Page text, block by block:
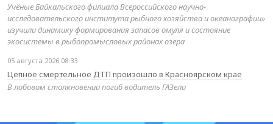
Учёные Байкальского филиала Всероссийского научно-
исследовательского института рыбного хозяйства и океанографии»
изучили динамику формирования запасов омуля и состояние
экосистемы в рыбопромысловых районах озера
05 августа 2026 08:33
Цепное смертельное ДТП произошло в Красноярском крае
В лобовом столкновении погиб водитель ГАЗели